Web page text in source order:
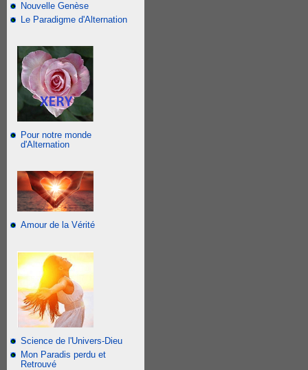
Nouvelle Genèse
Le Paradigme d'Alternation
Pour notre monde
d'Alternation
Amour de la Vérité
Science de l'Univers-Dieu
Mon Paradis perdu et
Retrouvé